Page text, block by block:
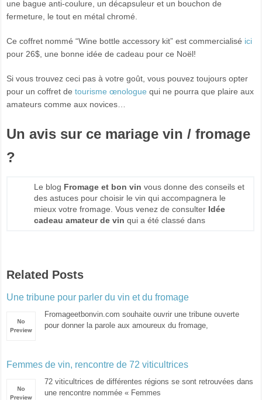
une bague anti-coulure, un décapsuleur et un bouchon de
fermeture, le tout en métal chromé.
Ce coffret nommé “Wine bottle accessory kit” est commercialisé ici
pour 26$, une bonne idée de cadeau pour ce Noël!
Si vous trouvez ceci pas à votre goût, vous pouvez toujours opter
pour un coffret detourisme œnologue qui ne pourra que plaire aux
amateurs comme aux novices…
Un avis sur ce mariage vin / fromage
?
Le blog Fromage et bon vin vous donne des conseils et
des astuces pour choisir le vin qui accompagnera le
mieux votre fromage. Vous venez de consulter Idée
cadeau amateur de vin qui a été classé dans
Related Posts
Une tribune pour parler du vin et du fromage
Fromageetbonvin.com souhaite ouvrir une tribune ouverte
pour donner la parole aux amoureux du fromage,
Femmes de vin, rencontre de 72 viticultrices
72 viticultrices de différentes régions se sont retrouvées dans
une rencontre nommée « Femmes